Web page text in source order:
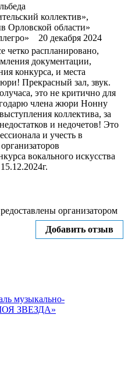
коллектив»,
Орловской области»
20 декабря 2024
четко распланировано,
документации,
конкурса, и места
Прекрасный зал, звук.
это не критично для
члена жюри Нонну
коллектива, за
и недочетов! Это
и учесть в
вокального искусства
организатором
Добавить отзыв
музыкально-
ЗВЕЗДА»